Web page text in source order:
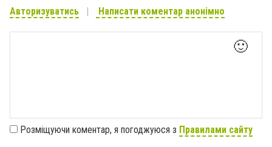
Авторизуватись Написати коментар анонімно
🙂
Розміщуючи коментар, я погоджуюся з Правилами сайту